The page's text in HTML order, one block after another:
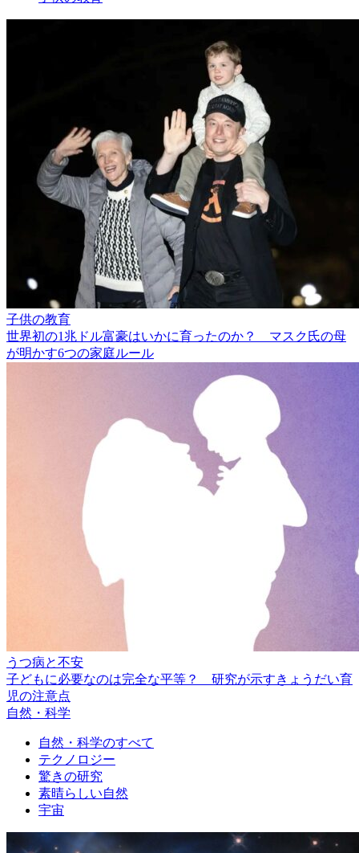
子供の教育
世界初の1兆ドル富豪はいかに育ったのか？ マスク氏の母
が明かす6つの家庭ルール
うつ病と不安
子どもに必要なのは完全な平等？ 研究が示すきょうだい育
児の注意点
自然・科学
自然・科学のすべて
テクノロジー
驚きの研究
素晴らしい自然
宇宙